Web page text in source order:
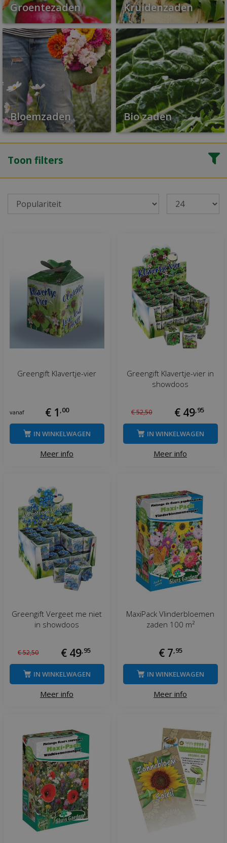
Groentezaden Kruidenzaden
Bloemzaden Bio zaden
Toon filters
Greengift Klavertje-vier
vanaf € 1 00
Meer info
IN WINKELWAGEN
Greengift Klavertje-vier in
showdoos
€52,50 € 49, 95
Meer info
IN WINKELWAGEN
Greengift Vergeet me niet
in showdoos
€52,50 € 49, 95
Meer info
IN WINKELWAGEN
MaxiPack Vlinderbloemen
zaden 100 m²
€ 7 95
Meer info
IN WINKELWAGEN